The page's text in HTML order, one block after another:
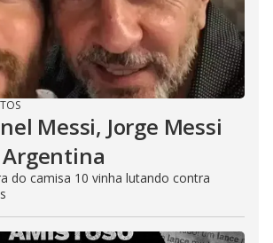
Messi, Jorge Messi
do camisa 10 vinha lutando contra